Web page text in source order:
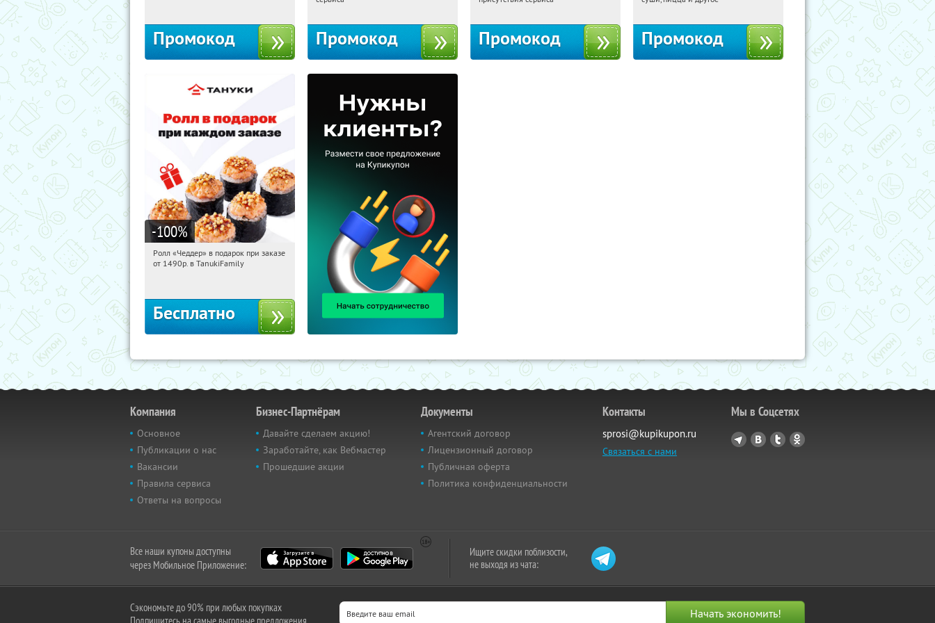
Промокод Промокод Промокод Промокод
-100%
12:58:58 Получили:108
Ролл «Чеддер» в подарок при заказе
от 1490р. в TanukiFamily
Бесплатно
Компания
Основное
Публикации о нас
Вакансии
Правила сервиса
Ответы на вопросы
Бизнес-Партнёрам
Давайте сделаем акцию!
Заработайте, как Вебмастер
Прошедшие акции
Документы
Агентский договор
Лицензионный договор
Публичная оферта
Политика конфиденциальности
Контакты
sprosi@kupikupon.ru
Связаться с нами
Мы в Соцсетях
Все наши купоны доступны
через Мобильное Приложение:
Ищите скидки поблизости,
не выходя из чата:
Сэкономьте до 90% при любых покупках